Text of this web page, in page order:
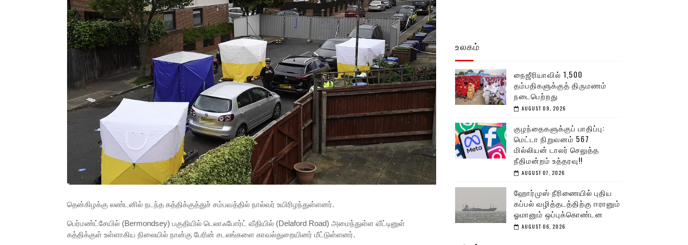
தென்கிழக்கு லண்டனில் நடந்த கத்திக்குத்துச் சம்பவத்தில் நால்வர் உயிரிழந்துள்ளனர்.
பெர்மண்ட்சேயில் (Bermondsey) பகுதியில் டெலாஃபோர்ட் வீதியில் (Delaford Road) அமைந்துள்ள வீட்டினுள்
கத்திக்குள் உள்ளாகிய நிலையில் நான்கு பேரின் சடலங்களை காவல்துறையினர் மீட்டுள்ளனர்.
உலகம்
நைஜீரியாவில் 1,500
தம்பதிகளுக்குத் திருமணம்
நடைபெற்றது
AUGUST 09, 2026
குழந்தைகளுக்குப் பாதிப்பு:
மெட்டா நிறுவனம் 567
மில்லியன் டாலர் செலுத்த
நீதிமன்றம் உத்தரவு!!
AUGUST 07, 2026
ஹோர்முஸ் நீரிணையில் புதிய
கப்பல் வழித்தடத்திற்கு ஈரானும்
ஓமானும் ஒப்புக்கொண்டன
AUGUST 06, 2026